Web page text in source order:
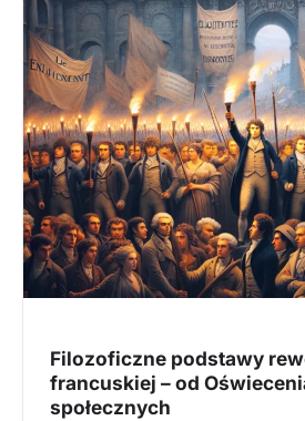
Filozoficzne podstawy
francuskiej – od
społecznych